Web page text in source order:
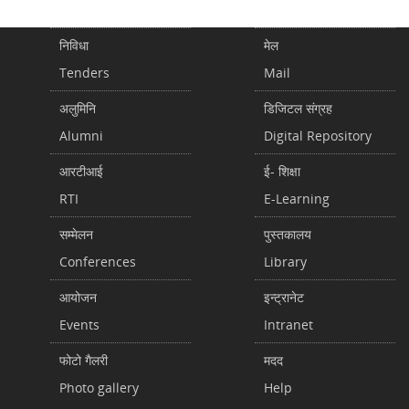
निविधा
Tenders
अलुमिनि
Alumni
आरटीआई
RTI
सम्मेलन
Conferences
आयोजन
Events
फोटो गैलरी
Photo gallery
मेल
Mail
डिजिटल संग्रह
Digital Repository
ई- शिक्षा
E-Learning
पुस्तकालय
Library
इन्ट्रानेट
Intranet
मदद
Help